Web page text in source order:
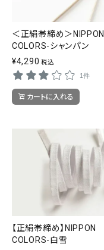
色から探す
帯結び動画
キモノ読ミモノ
INFORMATION
＜正絹帯締め＞NIPPON
COLORS-シャンパン
¥4,290 税込
1件
カートに入れる
【正絹帯締め】NIPPON
COLORS-白雪